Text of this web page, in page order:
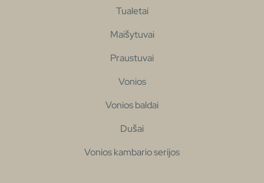
Tualetai
Maišytuvai
Praustuvai
Vonios
Vonios baldai
Dušai
Vonios kambario serijos